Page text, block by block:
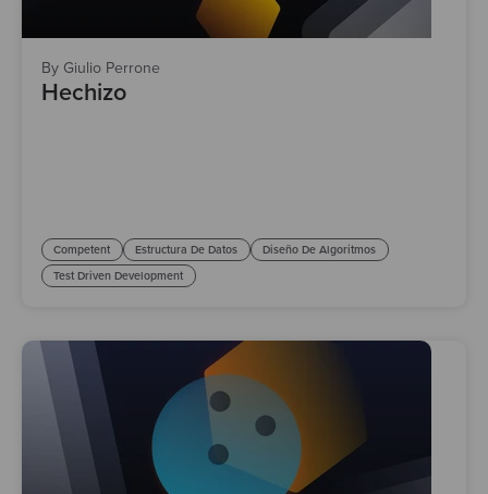
By Giulio Perrone
Hechizo
Competent Estructura De Datos
Diseño De Algoritmos
Test Driven Development